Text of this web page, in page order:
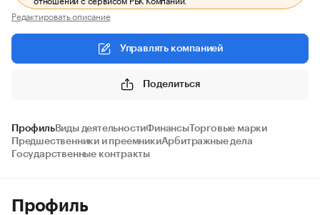
Редактировать описание
Управлять компанией
Поделиться
ПрофильВиды деятельностиФинансыТорговые марки
Предшественники и преемникиАрбитражные дела
Государственные контракты
Профиль